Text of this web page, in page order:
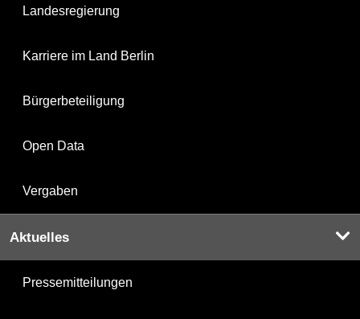
Landesregierung
Karriere im Land Berlin
Bürgerbeteiligung
Open Data
Vergaben
Aktuelles
Pressemitteilungen